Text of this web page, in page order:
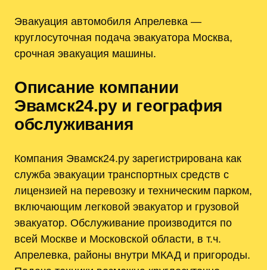
Эвакуация автомобиля Апрелевка —
круглосуточная подача эвакуатора Москва,
срочная эвакуация машины.
Описание компании
Эвамск24.ру и география
обслуживания
Компания Эвамск24.ру зарегистрирована как
служба эвакуации транспортных средств с
лицензией на перевозку и техническим парком,
включающим легковой эвакуатор и грузовой
эвакуатор. Обслуживание производится по
всей Москве и Московской области, в т.ч.
Апрелевка, районы внутри МКАД и пригороды.